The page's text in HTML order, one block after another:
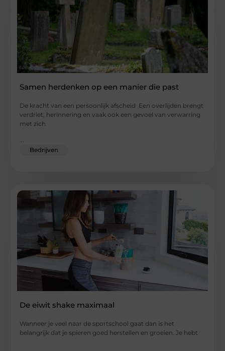
Samen herdenken op een manier die past
De kracht van een persoonlijk afscheid Een overlijden brengt
verdriet, herinnering en vaak ook een gevoel van verwarring
met zich
...
Bedrijven
De eiwit shake maximaal
Wanneer je veel naar de sportschool gaat dan is het
belangrijk dat je spieren goed herstellen en groeien. Je hebt